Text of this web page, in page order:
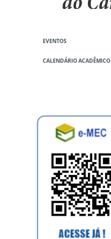
EVENTOS
CALENDÁRIO ACADÊMICO